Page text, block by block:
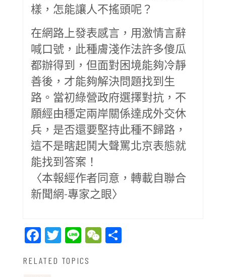
樣，怎能讓人不搖頭呢？
在網路上發表感言，用激情言辭
喊口號，此種膚淺作法許多傻瓜
都辦得到，但面對困境能夠冷靜
善後，才能夠解決問題找到生
路。當初綠營政府選擇對抗，不
願經由穩定兩岸關係達成外交休
兵，是否還要堅持此種不歸路，
這不是瞎起鬨大聲罵北京表態就
能找到答案！
〈本報經作者同意，轉載自聯合
新聞網-專家之眼〉
Facebook
Twitter
LineWeChat
RELATED TOPICS